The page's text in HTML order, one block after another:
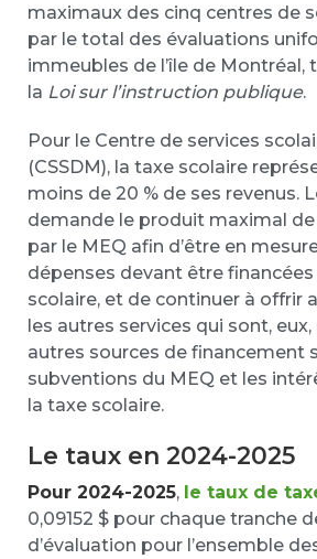
maximaux des cinq centres de
par le total des évaluations
immeubles de l’île de Montréal,
la Loi sur l’instruction publique.
Pour le Centre de services
(CSSDM), la taxe scolaire
moins de 20 % de ses revenus.
demande le produit maximal
par le MEQ afin d’être en
dépenses devant être
scolaire, et de continuer à offrir
les autres services qui sont,
autres sources de financement
subventions du MEQ et les
la taxe scolaire.
Le taux en 2024-2025
Pour 2024-2025, le taux de
0,09152 $ pour chaque tranche
d’évaluation pour l’ensemble